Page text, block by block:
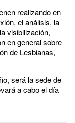
realizando en
el análisis, la
visibilización,
en general sobre
de Lesbianas,
será la sede de
a cabo el día